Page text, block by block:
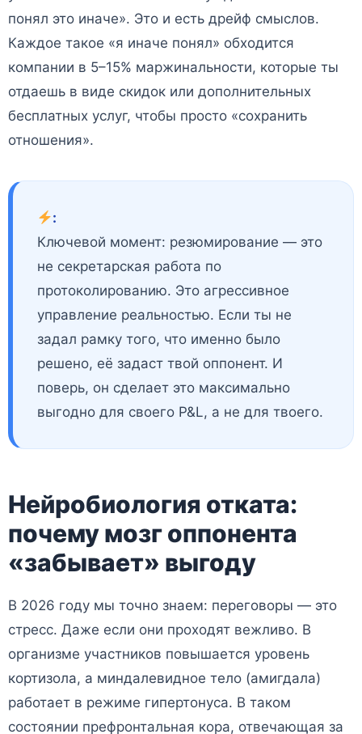
понял это иначе». Это и есть дрейф смыслов.
Каждое такое «я иначе понял» обходится
компании в 5–15% маржинальности, которые ты
отдаешь в виде скидок или дополнительных
бесплатных услуг, чтобы просто «сохранить
отношения».
:
Ключевой момент: резюмирование — это
не секретарская работа по
протоколированию. Это агрессивное
управление реальностью. Если ты не
задал рамку того, что именно было
решено, её задаст твой оппонент. И
поверь, он сделает это максимально
выгодно для своего P&L, а не для твоего.
Нейробиология отката:
почему мозг оппонента
«забывает» выгоду
В 2026 году мы точно знаем: переговоры — это
стресс. Даже если они проходят вежливо. В
организме участников повышается уровень
кортизола, а миндалевидное тело (амигдала)
работает в режиме гипертонуса. В таком
состоянии префронтальная кора, отвечающая за